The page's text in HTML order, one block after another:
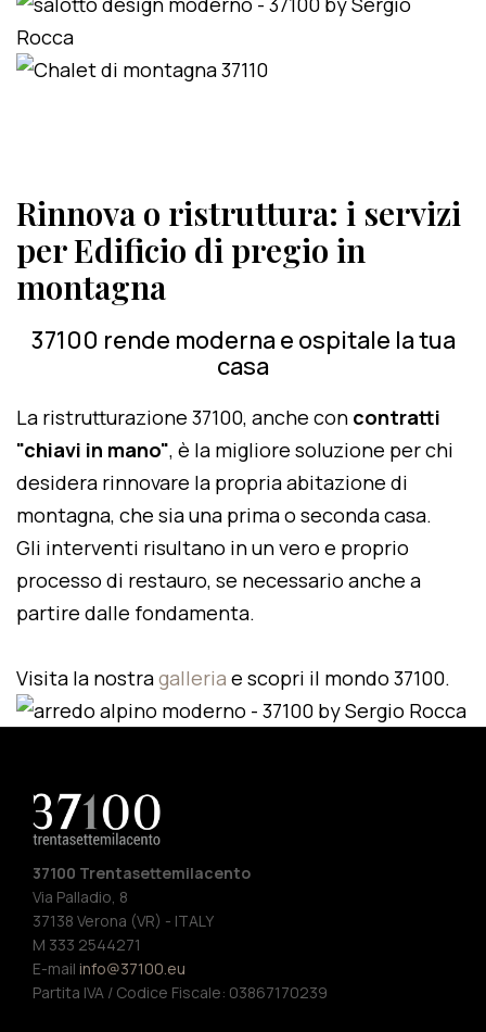
Rinnova o ristruttura: i servizi
per Edificio di pregio in
montagna
37100 rende moderna e ospitale la tua
casa
La ristrutturazione 37100, anche con contratti
"chiavi in mano", è la migliore soluzione per chi
desidera rinnovare la propria abitazione di
montagna, che sia una prima o seconda casa.
Gli interventi risultano in un vero e proprio
processo di restauro, se necessario anche a
partire dalle fondamenta.
Visita la nostragalleria e scopri il mondo 37100.
37100 Trentasettemilacento
Via Palladio, 8
37138 Verona (VR) - ITALY
M 333 2544271
E-mail info@37100.eu
Partita IVA / Codice Fiscale: 03867170239